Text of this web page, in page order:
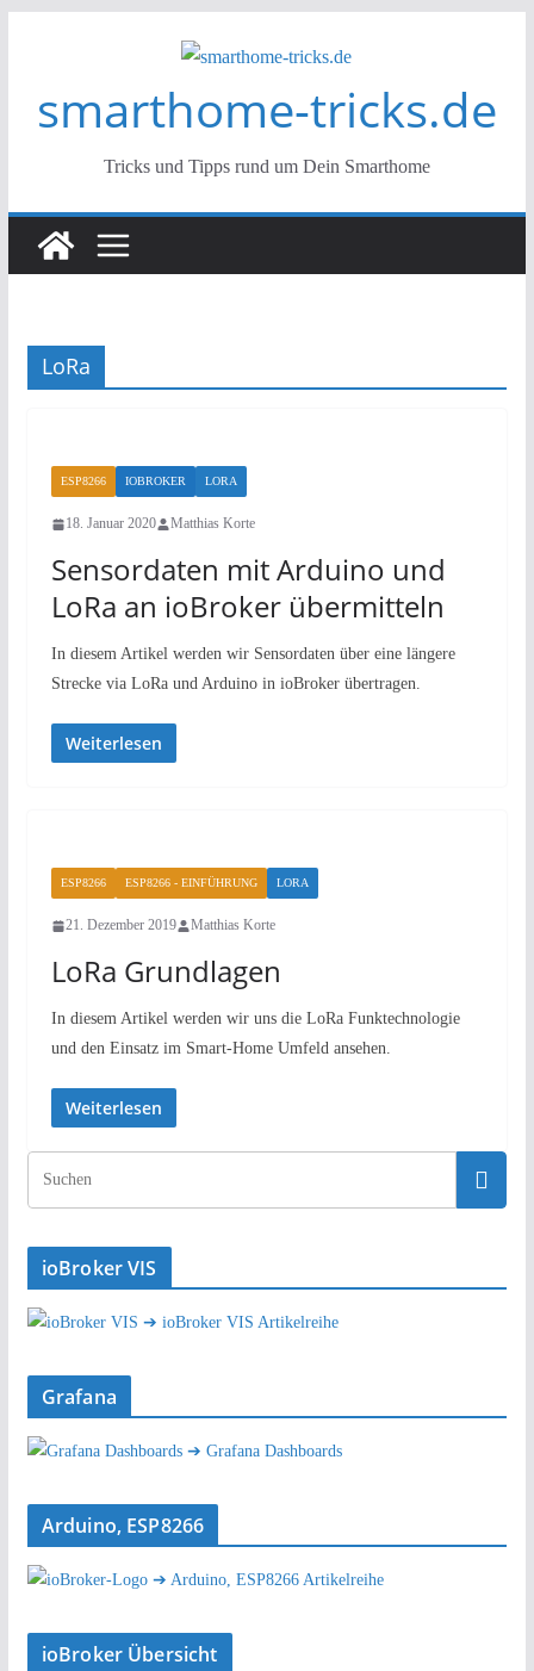
smarthome-tricks.de
Tricks und Tipps rund um Dein Smarthome
LoRa
ESP8266 IOBROKER LORA
18. Januar 2020 Matthias Korte
Sensordaten mit Arduino und
LoRa an ioBroker übermitteln
In diesem Artikel werden wir Sensordaten über eine längere
Strecke via LoRa und Arduino in ioBroker übertragen.
Weiterlesen
ESP8266 ESP8266 - EINFÜHRUNG LORA
21. Dezember 2019 Matthias Korte
LoRa Grundlagen
In diesem Artikel werden wir uns die LoRa Funktechnologie
und den Einsatz im Smart-Home Umfeld ansehen.
Weiterlesen
ioBroker VIS
➔ ioBroker VIS Artikelreihe
Grafana
➔ Grafana Dashboards
Arduino, ESP8266
➔ Arduino, ESP8266 Artikelreihe
ioBroker Übersicht